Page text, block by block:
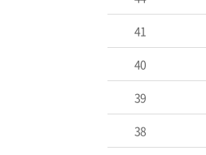
41
40
39
38